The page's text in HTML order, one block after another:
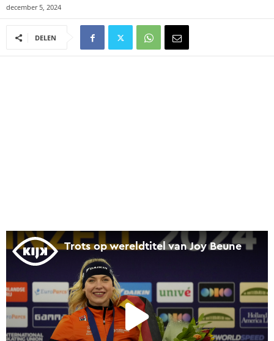
december 5, 2024
DELEN